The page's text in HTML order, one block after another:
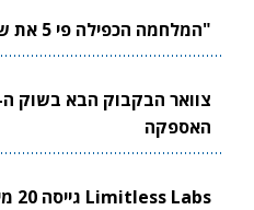
"המלחמה הכפילה פי 5 את שוק הייצור המיידי"
האספקה